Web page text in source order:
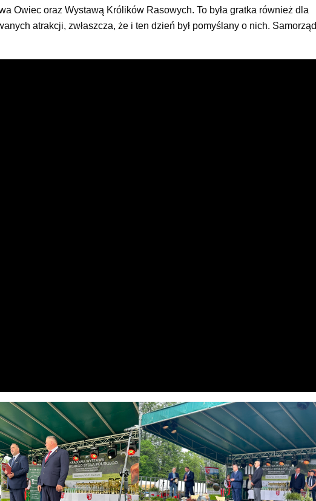
Owiec oraz Wystawą Królików Rasowych. To była gratka również dla
atrakcji, zwłaszcza, że i ten dzień był pomyślany o nich. Samorząd